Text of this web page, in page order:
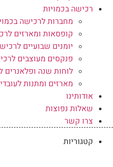
רכישה בכמויות
מחברות לרכישה
קופסאות ומארזים
יומנים שבועיים
פנקסים מעוצבים
לוחות שנה ופלאנרים
מארזים ומתנות
אודותינו
שאלות נפוצות
צרו קשר
קטגוריות